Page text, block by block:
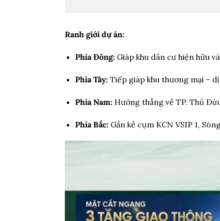
Ranh giới dự án:
Phía Đông: Giáp khu dân cư hiện hữu
Phía Tây: Tiếp giáp khu thương mại –
Phía Nam: Hướng thẳng về TP. Thủ
Phía Bắc: Gần kề cụm KCN VSIP 1,